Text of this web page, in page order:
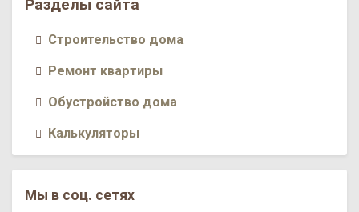
Разделы сайта
Строительство дома
Ремонт квартиры
Обустройство дома
Калькуляторы
Мы в соц. сетях